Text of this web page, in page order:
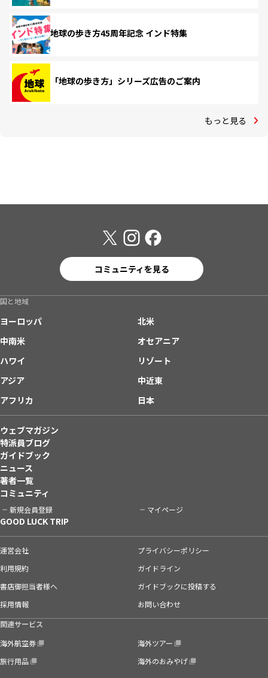
地球の歩き方45周年記念 インド特集
「地球の歩き方」シリーズ広告のご案内
もっと見る
コミュニティを見る
国と地域
ヨーロッパ
北米
中南米
オセアニア
ハワイ
リゾート
アジア
中近東
アフリカ
日本
ウェブマガジン
特派員ブログ
ガイドブック
ニュース
著者一覧
コミュニティ
新規会員登録 マイページ
GOOD LUCK TRIP
運営会社
プライバシーポリシー
利用規約
ガイドライン
書店御担当者様へ
ガイドブックに投稿する
採用情報
お問い合わせ
関連サービス
海外航空券
海外ツアー
旅行用品
海外のおみやげ